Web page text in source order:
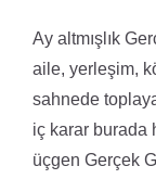
Ay altmışlık
aile, yerleşim,
sahnede
iç karar burada
üçgen Gerçek